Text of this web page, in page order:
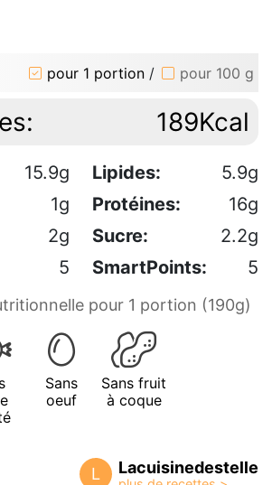
pour 1 portion / pour 100 g
189Kcal
15.9g Lipides:
5.9g
1g Protéines:
16g
2g Sucre:
2.2g
5 SmartPoints: 5
pour 1 portion (190g)
Sans
oeuf
Sans fruit
à coque
L Lacuisinedestelle